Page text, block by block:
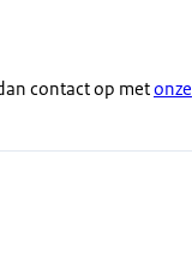
contact op metonze